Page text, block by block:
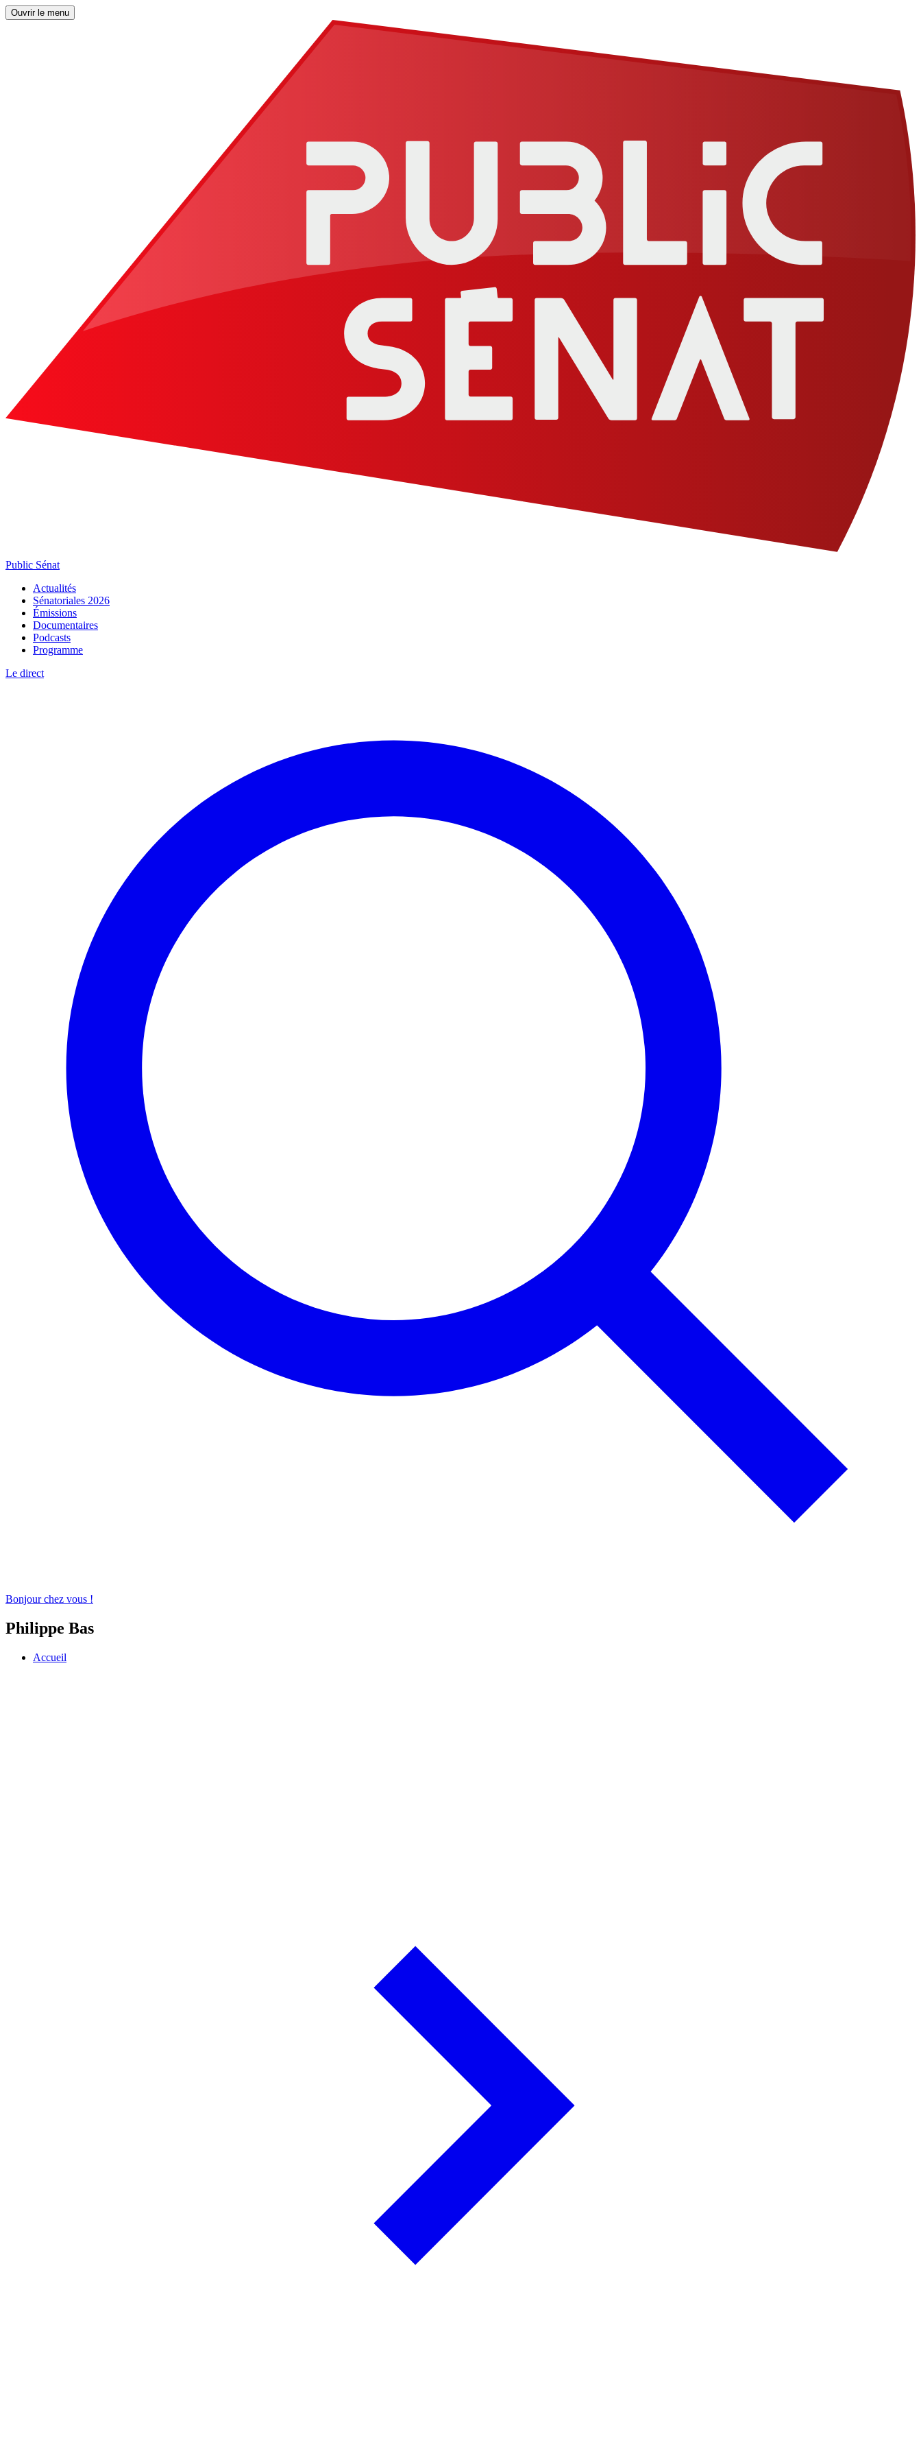
Ouvrir le menu
Public Sénat
Actualités
Sénatoriales 2026
Émissions
Documentaires
Podcasts
Programme
Le direct
Bonjour chez vous !
Philippe Bas
Accueil